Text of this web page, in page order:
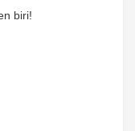
biri!